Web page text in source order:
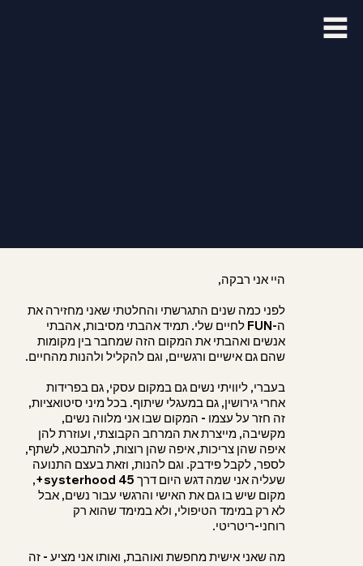
היי אני רבקה,
לפני כמה שנים התגרשתי והחלטתי שאני מחזירה את
ה-FUN לחיים שלי. תמיד אהבתי מסיבות, אהבתי
אנשים ואהבתי את המקום הזה שמחבר בין מקומות
שהם גם אישיים ורגשיים, וגם להקליל ולהנות מהחיים.
בעברי, ליוויתי נשים גם במקום עסקי, גם בפרידות
אחרי גירושין, גם במעגלי שיתוף. בכל מיני סיטואציות,
זה חזר על עצמו - המקום שבו אני מלווה נשים,
מקשיבה, מייצרת את המרחב הקבוצתי, ועוזרת להן
איפה שהן צריכות, איפה שהן רוצות, להתבטא, לשתף,
לספר, לקבל פידבק. וגם להנות, וזאת בעצם התנועה
שעליה אני שמה דגש היום דרך systerhood 45+,
מקום שיש בו גם את האישי והרגשי עבור נשים, אבל
לא רק במימד הטיפולי, ולא במימד שהוא רק
רוחני-ריטריטי.
מה שאני אישית מחפשת ואוהבת, ואותו אני מציע - זה